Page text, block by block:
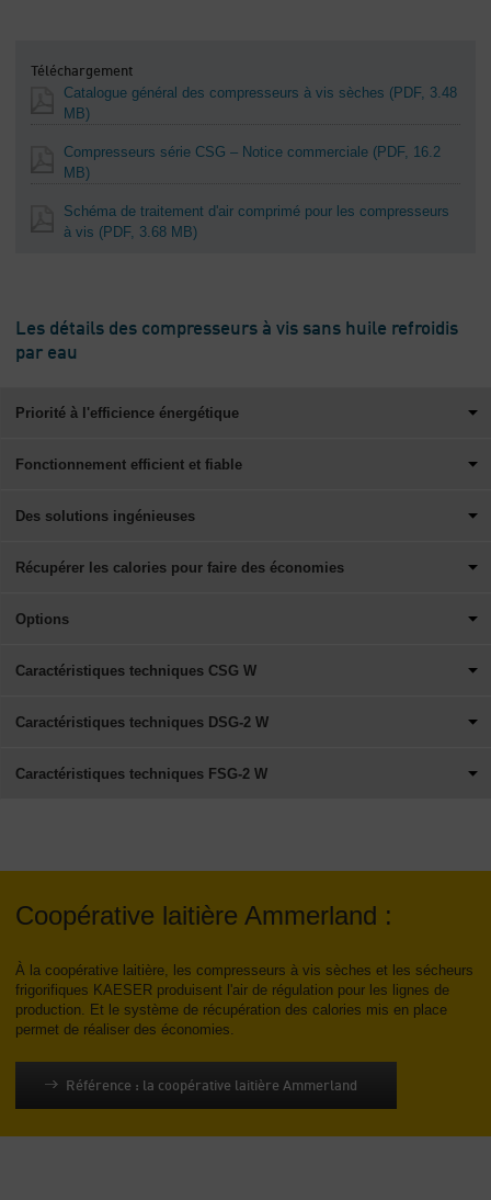
Téléchargement
Catalogue général des compresseurs à vis sèches (PDF, 3.48
MB)
Compresseurs série CSG – Notice commerciale (PDF, 16.2
MB)
Schéma de traitement d'air comprimé pour les compresseurs
à vis (PDF, 3.68 MB)
Les détails des compresseurs à vis sans huile refroidis
par eau
Priorité à l'efficience énergétique
Fonctionnement efficient et fiable
Des solutions ingénieuses
Récupérer les calories pour faire des économies
Options
Caractéristiques techniques CSG W
Caractéristiques techniques DSG-2 W
Caractéristiques techniques FSG-2 W
Coopérative laitière Ammerland :
À la coopérative laitière, les compresseurs à vis sèches et les sécheurs
frigorifiques KAESER produisent l'air de régulation pour les lignes de
production. Et le système de récupération des calories mis en place
permet de réaliser des économies.
Référence : la coopérative laitière Ammerland